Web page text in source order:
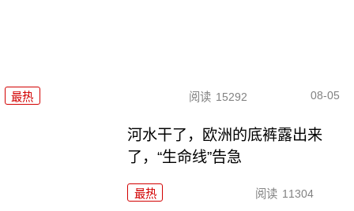
最热 阅读 15292 08-05
河水干了，欧洲的底裤露出来
了，“生命线”告急
最热 阅读 11304